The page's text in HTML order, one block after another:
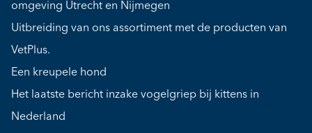
omgeving Utrecht en Nijmegen
Uitbreiding van ons assortiment met de producten van
VetPlus.
Een kreupele hond
Het laatste bericht inzake vogelgriep bij kittens in
Nederland